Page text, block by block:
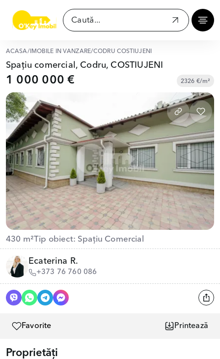
ACASĂ/ IMOBILE ÎN VÂNZARE/CODRU COSTIUJENI
Spațiu comercial, Codru, COSTIUJENI
1 000 000 € 2326 €/m²
430 m²Tip obiect: Spațiu Comercial
Ecaterina R.
+373 76 760 086
Favorite Printează
Proprietăți